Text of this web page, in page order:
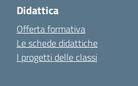
Didattica
Offerta formativa
Le schede didattiche
I progetti delle classi